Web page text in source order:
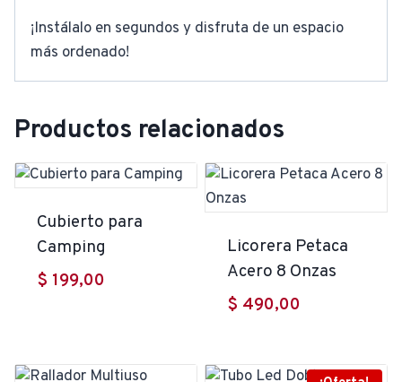
¡Instálalo en segundos y disfruta de un espacio
más ordenado!
Productos relacionados
Cubierto para
Camping
$ 199,00
Licorera Petaca
Acero 8 Onzas
$ 490,00